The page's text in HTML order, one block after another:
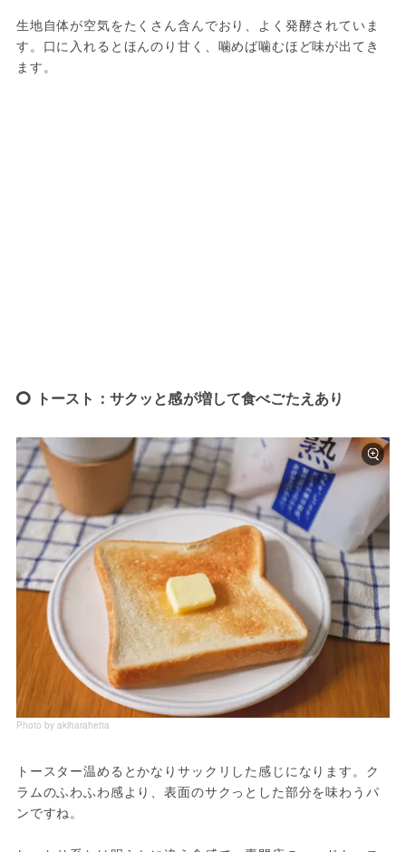
生地自体が空気をたくさん含んでおり、よく発酵されていま
す。口に入れるとほんのり甘く、噛めば噛むほど味が出てき
ます。
トースト：サクッと感が増して食べごたえあり
Photo by akiharahetta
トースター温めるとかなりサックリした感じになります。ク
ラムのふわふわ感より、表面のサクっとした部分を味わうパ
ンですね。